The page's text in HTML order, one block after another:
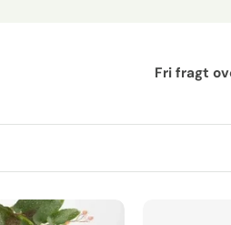
Fri fragt